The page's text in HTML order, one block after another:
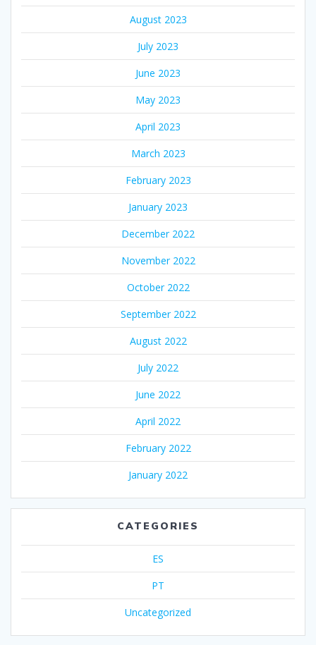
August 2023
July 2023
June 2023
May 2023
April 2023
March 2023
February 2023
January 2023
December 2022
November 2022
October 2022
September 2022
August 2022
July 2022
June 2022
April 2022
February 2022
January 2022
CATEGORIES
ES
PT
Uncategorized